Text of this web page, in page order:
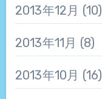
2013年12月 (10)
2013年11月 (8)
2013年10月 (16)